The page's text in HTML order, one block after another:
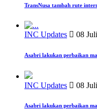
TransNusa tambah rute
INC Updates 08
Asabri lakukan perbaikan
INC Updates 08
Asabri lakukan perbaikan